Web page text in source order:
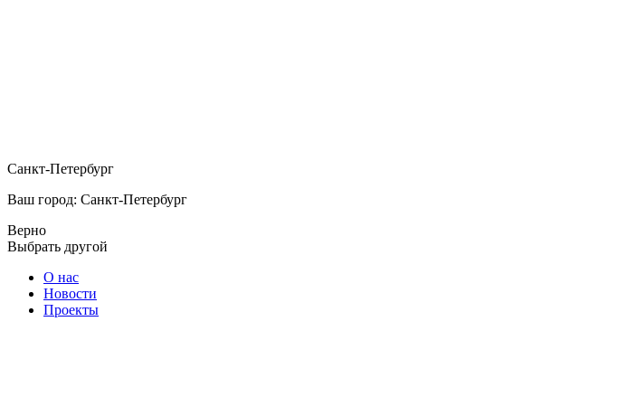
Санкт-Петербург
Ваш город: Санкт-Петербург
Верно
Выбрать другой
О нас
Новости
Проекты